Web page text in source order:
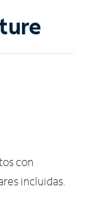
con
incluidas.